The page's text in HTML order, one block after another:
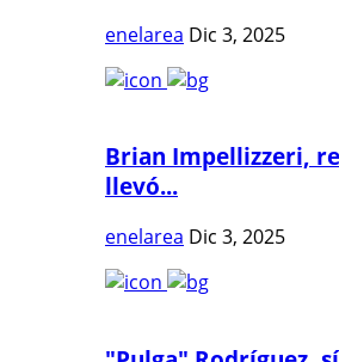
enelarea Dic 3, 2025
Brian Impellizzeri,
llevó...
enelarea Dic 3, 2025